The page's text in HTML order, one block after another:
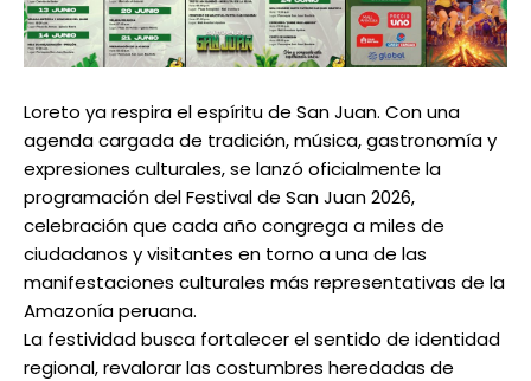
Loreto ya respira el espíritu de San Juan. Con una
agenda cargada de tradición, música, gastronomía y
expresiones culturales, se lanzó oficialmente la
programación del Festival de San Juan 2026,
celebración que cada año congrega a miles de
ciudadanos y visitantes en torno a una de las
manifestaciones culturales más representativas de la
Amazonía peruana.
La festividad busca fortalecer el sentido de identidad
regional, revalorar las costumbres heredadas de